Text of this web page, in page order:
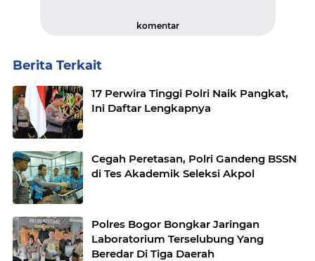
komentar
Berita Terkait
17 Perwira Tinggi Polri Naik Pangkat,
Ini Daftar Lengkapnya
Cegah Peretasan, Polri Gandeng BSSN
di Tes Akademik Seleksi Akpol
Polres Bogor Bongkar Jaringan
Laboratorium Terselubung Yang
Beredar Di Tiga Daerah